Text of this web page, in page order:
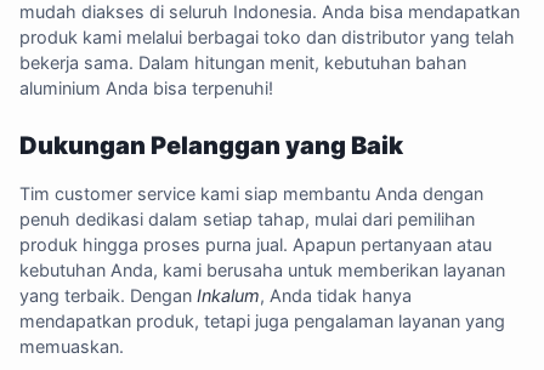
mudah diakses di seluruh Indonesia. Anda bisa mendapatkan
produk kami melalui berbagai toko dan distributor yang telah
bekerja sama. Dalam hitungan menit, kebutuhan bahan
aluminium Anda bisa terpenuhi!
Dukungan Pelanggan yang Baik
Tim customer service kami siap membantu Anda dengan
penuh dedikasi dalam setiap tahap, mulai dari pemilihan
produk hingga proses purna jual. Apapun pertanyaan atau
kebutuhan Anda, kami berusaha untuk memberikan layanan
yang terbaik. Dengan Inkalum, Anda tidak hanya
mendapatkan produk, tetapi juga pengalaman layanan yang
memuaskan.